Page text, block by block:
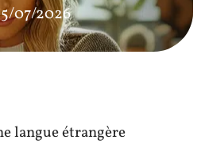
07/2026
langue étrangère